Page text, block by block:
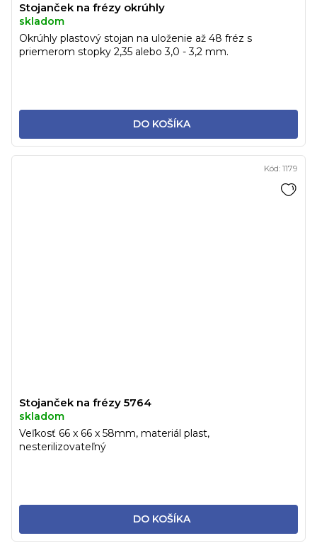
Stojanček na frézy okrúhly
skladom
DO KOŠÍKA
Okrúhly plastový stojan na uloženie až 48 fréz s
priemerom stopky 2,35 alebo 3,0 - 3,2 mm.
Stojanček na frézy 5764
skladom
DO KOŠÍKA
Veľkosť 66 x 66 x 58mm, materiál plast,
nesterilizovateľný
Kód: 1179